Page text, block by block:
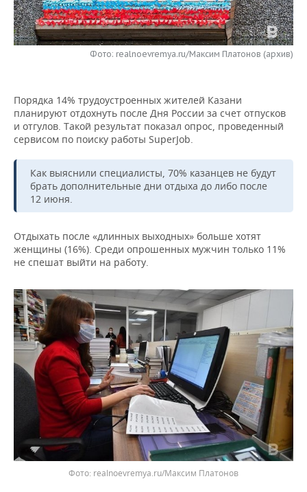
НЕФТЕХИМИЯ
НЕФТЬ
ЭНЕРГЕТИКА
РОЗНИЧНАЯ ТОРГОВЛЯ
НОВОСТИ ТЕХНОЛОГИЙ
ТЕЛЕКОММУНИКАЦИИ
МЕРОПРИЯТИЯ
НОВОСТИ МЕРОПРИЯТИЙ
БИЗНЕС-БРАНЧИ
ОТКРЫТАЯ ЛЕКЦИЯ
ФУТБОЛ
БАСКЕТБОЛ
ВОЛЕЙБОЛ
КИБЕРСПОРТ
ВОДНЫЕ ВИДЫ СПОРТА
ХОККЕЙ С МЯЧОМ
НОВОСТИ ОБЩЕСТВА
ИНФРАСТРУКТУРА
ИСТОРИЯ
КУЛЬТУРА
ОБРАЗОВАНИЕ
ПРОИСШЕСТВИЯ
ФОТОГАЛЕРЕЯ
СПРАВОЧНИК
СПИСОК ПЕРСОН
СПИСОК КОМПАНИЙ
ПОЛНАЯ ВЕРСИЯ
Фото: realnoevremya.ru/Максим Платонов (архив)
Порядка 14% трудоустроенных жителей Казани
планируют отдохнуть после Дня России за счет отпусков
и отгулов. Такой результат показал опрос, проведенный
сервисом по поиску работы SuperJob.
Как выяснили специалисты, 70% казанцев не будут
брать дополнительные дни отдыха до либо после
12 июня.
Отдыхать после «длинных выходных» больше хотят
женщины (16%). Среди опрошенных мужчин только 11%
не спешат выйти на работу.
Фото: realnoevremya.ru/Максим Платонов